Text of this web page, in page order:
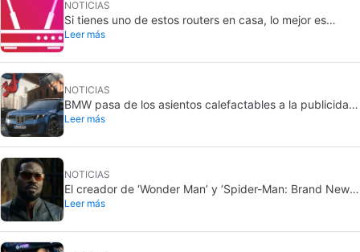
NOTICIAS
Si tienes uno de estos routers en casa, lo mejor es
desconectarlo de inmediato
Leer más
NOTICIAS
BMW pasa de los asientos calefactables a la publicidad
en sus pantallas: ¿qué está pasando con Spider-Man?
Leer más
NOTICIAS
El creador de ‘Wonder Man’ y ‘Spider-Man: Brand New
Day’ no entiende por qué la serie fue cancelada
Leer más